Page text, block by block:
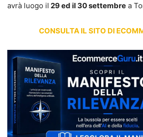
avrà luogo il 29 ed il 30 settembre a
CONSULTA IL SITO DI